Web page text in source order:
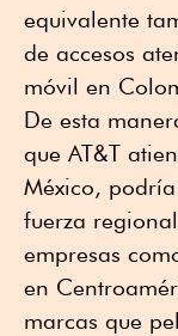
equivalente
de accesos
móvil en
De esta
que AT&T
México,
fuerza
empresas
en
marcas que